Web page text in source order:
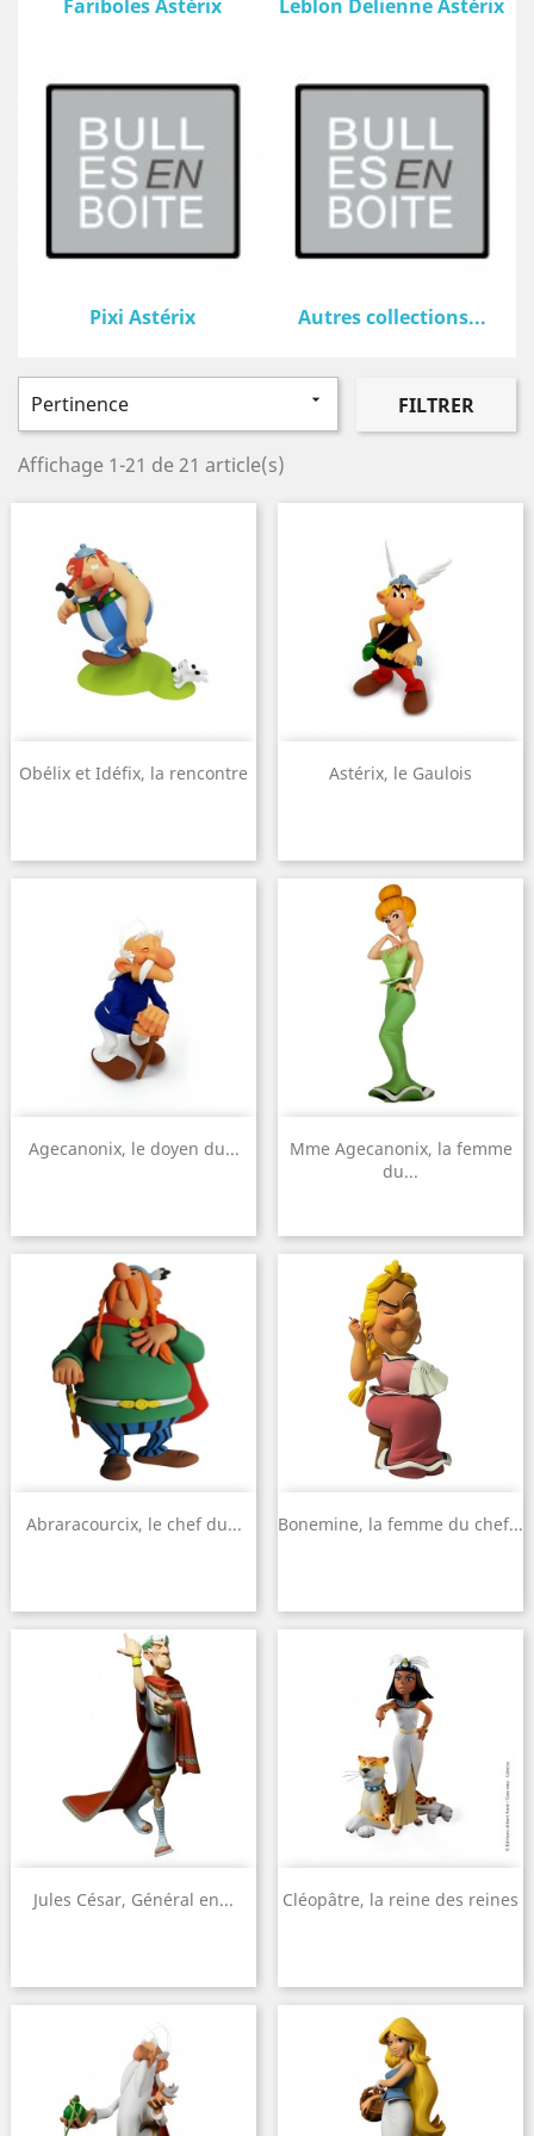
Fariboles Astérix Leblon Delienne Astérix
Pixi Astérix Autres collections...
Pertinence  FILTRER
Affichage 1-21 de 21 article(s)
Obélix et Idéfix, la rencontre Astérix, le Gaulois
Agecanonix, le doyen du...
Mme Agecanonix, la femme
du...
Abraracourcix, le chef du... Bonemine, la femme du chef...
Jules César, Général en... Cléopâtre, la reine des reines